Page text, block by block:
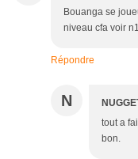
Bouanga se
niveau cfa voir
Répondre
N
tout a
bon.